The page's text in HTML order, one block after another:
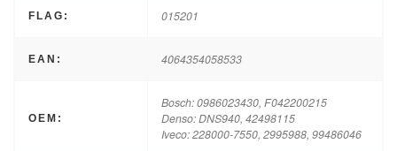
FLAG: 015201
EAN: 4064354058533
OEM:
Bosch: 0986023430, F042200215
Denso: DNS940, 42498115
Iveco: 228000-7550, 2995988, 99486046